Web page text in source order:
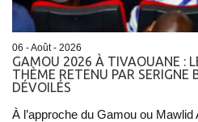
06 - Août - 2026
GAMOU 2026 À TIVAOUANE :
THÈME RETENU PAR SERIGNE
DÉVOILÉS
À l’approche du Gamou ou